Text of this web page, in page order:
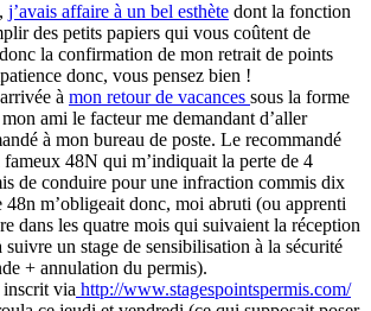
j’avais affaire à un bel esthète dont la fonction
des petits papiers qui vous coûtent de
donc la confirmation de mon retrait de points
donc, vous pensez bien !
à mon retour de vacances sous la forme
ami le facteur me demandant d’aller
à mon bureau de poste. Le recommandé
48N qui m’indiquait la perte de 4
de conduire pour une infraction commis dix
48n m’obligeait donc, moi abruti (ou apprenti
dans les quatre mois qui suivaient la réception
un stage de sensibilisation à la sécurité
+ annulation du permis).
inscrit via http://www.stagespointspermis.com/